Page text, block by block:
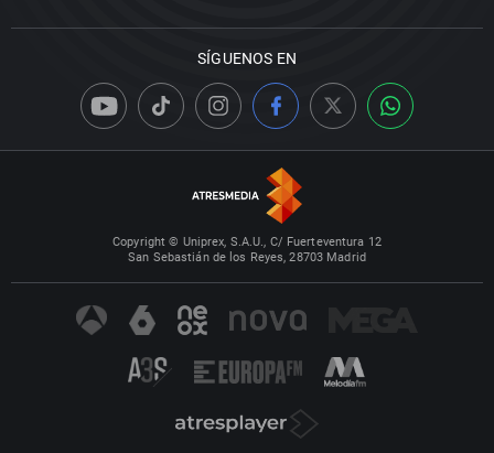
SÍGUENOS EN
Copyright © Uniprex, S.A.U., C/ Fuerteventura 12
San Sebastián de los Reyes, 28703 Madrid